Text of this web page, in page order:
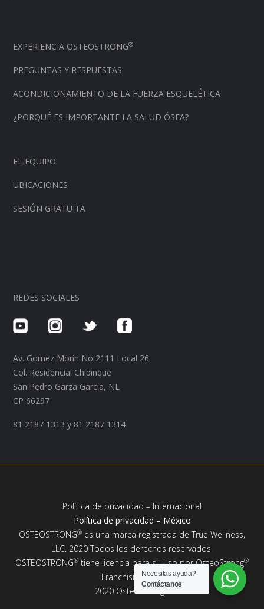
EXPERIENCIA OSTEOSTRONG®
PREGUNTAS Y RESPUESTAS
ACONDICIONAMIENTO DE LA FUERZA ESQUELÉTICA
¿PORQUÉ ES IMPORTANTE LA SALUD ÓSEA?
EL EQUIPO
UBICACIONES
SESIÓN GRATUITA
REDES SOCIALES
Av. Gomez Morin No 2111 Local 26
Col. Residencial Chipinque
San Pedro Garza Garcia, NL
CP 66297
‭81 2187 1313‬ y ‭81 2187 1314
Política de privacidad – Internacional
Política de privacidad – México
OSTEOSTRONG® es una marca registrada de True Wellness,
LLC. 2020 Todos los derechos reservados.
OSTEOSTRONG® tiene licencia para su uso por OsteoStrong®
Franchising, LLC.
2020 OsteoStrong
®
Necesitas ayuda?
Contáctanos